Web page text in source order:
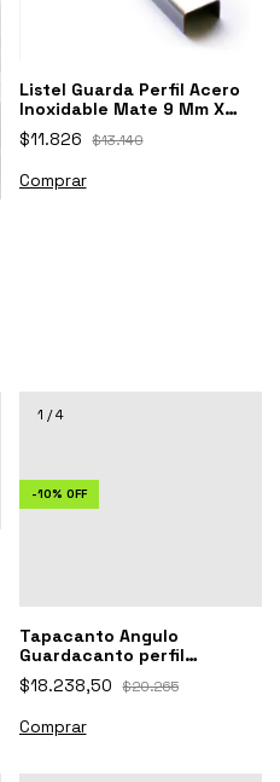
Listel Guarda Perfil Acero
Inoxidable Mate 9 Mm X
2,5m 1ra
$11.826 $13.140
Comprar
1 /4
-10% OFF
Tapacanto Angulo
Guardacanto perfil
aluminio. 16x16 mm
$18.238,50 $20.265